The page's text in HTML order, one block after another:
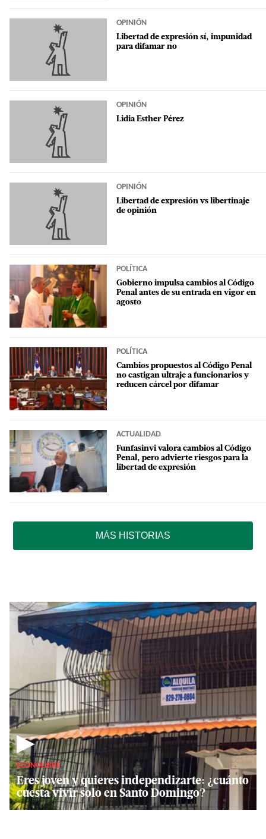
OPINIÓN
Libertad de expresión sí, impunidad
para difamar no
OPINIÓN
Lidia Esther Pérez
OPINIÓN
Libertad de expresión vs libertinaje
de opinión
POLÍTICA
Gobierno impulsa cambios al Código
Penal antes de su entrada en vigor en
agosto
POLÍTICA
Cambios propuestos al Código Penal
no castigan ultraje a funcionarios y
reducen cárcel por difamar
ACTUALIDAD
Funfasinvi valora cambios al Código
Penal, pero advierte riesgos para la
libertad de expresión
MÁS HISTORIAS
▶
ECONOLIBRE
Eres joven y quieres independizarte: ¿cuánto
cuesta vivir solo en Santo Domingo?